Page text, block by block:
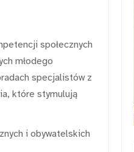
społecznych
młodego
specjalistów z
które stymulują
i obywatelskich